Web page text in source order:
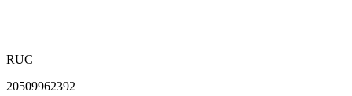
RUC
20509962392